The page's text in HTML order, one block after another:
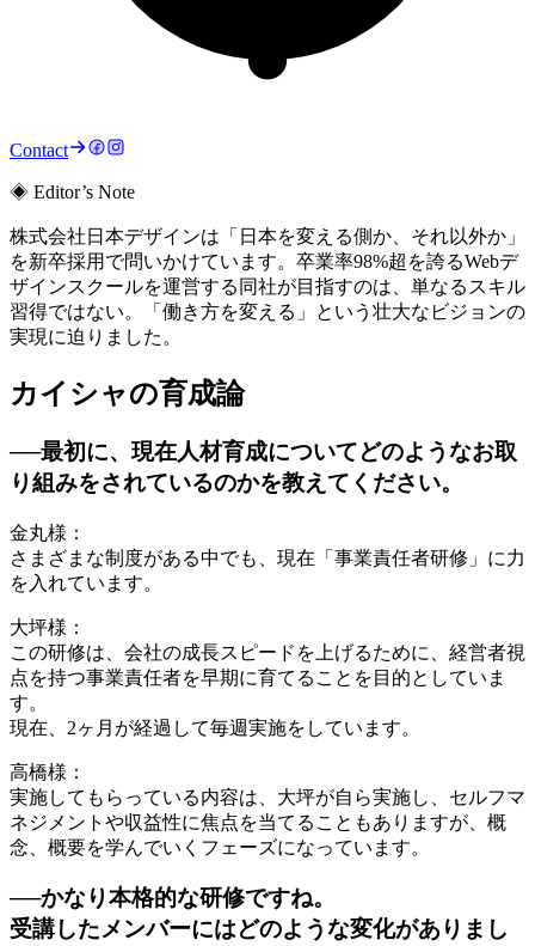
Contact
◈ Editor’s Note
株式会社日本デザインは「日本を変える側か、それ以外か」
を新卒採用で問いかけています。卒業率98%超を誇るWebデ
ザインスクールを運営する同社が目指すのは、単なるスキル
習得ではない。「働き方を変える」という壮大なビジョンの
実現に迫りました。
カイシャの育成論
──最初に、現在人材育成についてどのようなお取
り組みをされているのかを教えてください。
金丸様：
さまざまな制度がある中でも、現在「事業責任者研修」に力
を入れています。
大坪様：
この研修は、会社の成長スピードを上げるために、経営者視
点を持つ事業責任者を早期に育てることを目的としていま
す。
現在、2ヶ月が経過して毎週実施をしています。
高橋様：
実施してもらっている内容は、大坪が自ら実施し、セルフマ
ネジメントや収益性に焦点を当てることもありますが、概
念、概要を学んでいくフェーズになっています。
──かなり本格的な研修ですね。
受講したメンバーにはどのような変化がありまし